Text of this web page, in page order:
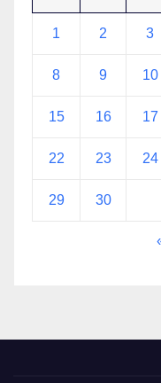
1 2 3
8 9 10
15 16 17
22 23 24
29 30